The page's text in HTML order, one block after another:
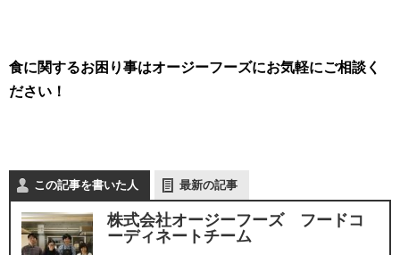
食に関するお困り事はオージーフーズにお気軽にご相談く
ださい！
この記事を書いた人 最新の記事
株式会社オージーフーズ フードコ
ーディネートチーム